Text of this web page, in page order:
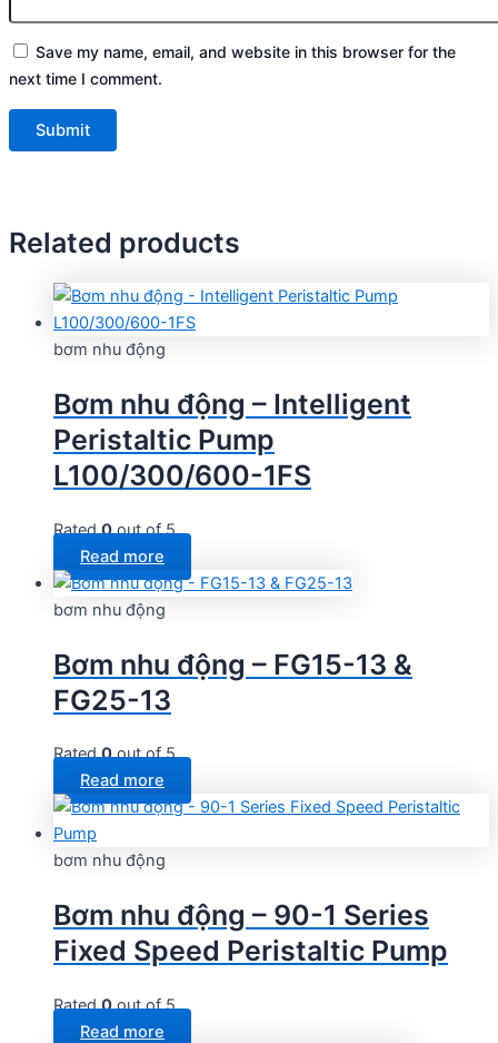
Save my name, email, and website in this browser for the
next time I comment.
Related products
bơm nhu động
Bơm nhu động – Intelligent
Peristaltic Pump
L100/300/600-1FS
Rated0out of 5
Read more
bơm nhu động
Bơm nhu động – FG15-13 &
FG25-13
Rated0out of 5
Read more
bơm nhu động
Bơm nhu động – 90-1 Series
Fixed Speed Peristaltic Pump
Rated0out of 5
Read more